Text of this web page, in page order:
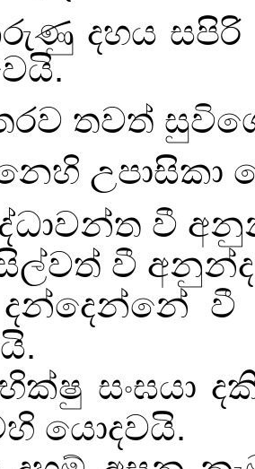
දහය සපිරි
තවත්
උපාසිකා
වී
වී
වී
සංඝයා
යොදවයි.